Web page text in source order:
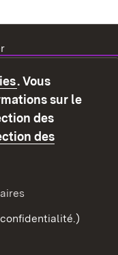
sur
un lien brisé
. Vous
sur le
des
des